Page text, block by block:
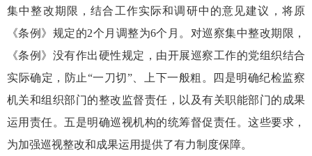
集中整改期限，结合工作实际和调研中的意见建议，将原
《条例》规定的2个月调整为6个月。对巡察集中整改期限，
《条例》没有作出硬性规定，由开展巡察工作的党组织结合
实际确定，防止“一刀切”、上下一般粗。四是明确纪检监察
机关和组织部门的整改监督责任，以及有关职能部门的成果
运用责任。五是明确巡视机构的统筹督促责任。这些要求，
为加强巡视整改和成果运用提供了有力制度保障。